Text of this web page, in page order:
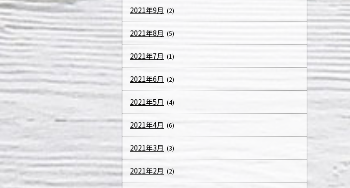
2021年9月 (2)
2021年8月 (5)
2021年7月 (1)
2021年6月 (2)
2021年5月 (4)
2021年4月 (6)
2021年3月 (3)
2021年2月 (2)